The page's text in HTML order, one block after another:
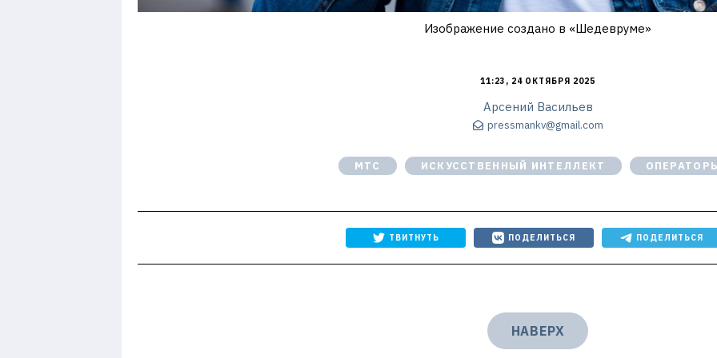
Изображение создано в «Шедевруме»
11:23, 24 ОКТЯБРЯ 2025
Арсений Васильев
pressmankv@gmail.com
МТС ИСКУССТВЕННЫЙ ИНТЕЛЛЕКТ
ТВИТНУТЬ ПОДЕЛИТЬСЯ ПОДЕЛИТЬСЯ
НАВЕРХ